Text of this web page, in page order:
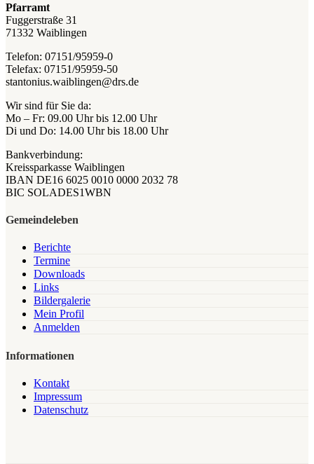
Pfarramt
Fuggerstraße 31
71332 Waiblingen
Telefon: 07151/95959-0
Telefax: 07151/95959-50
stantonius.waiblingen@drs.de
Wir sind für Sie da:
Mo – Fr: 09.00 Uhr bis 12.00 Uhr
Di und Do: 14.00 Uhr bis 18.00 Uhr
Bankverbindung:
Kreissparkasse Waiblingen
IBAN DE16 6025 0010 0000 2032 78
BIC SOLADES1WBN
Gemeindeleben
Berichte
Termine
Downloads
Links
Bildergalerie
Mein Profil
Anmelden
Informationen
Kontakt
Impressum
Datenschutz